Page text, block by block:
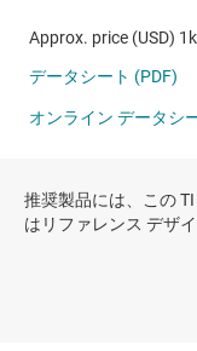
推奨製品には、この
はリファレンス デザ